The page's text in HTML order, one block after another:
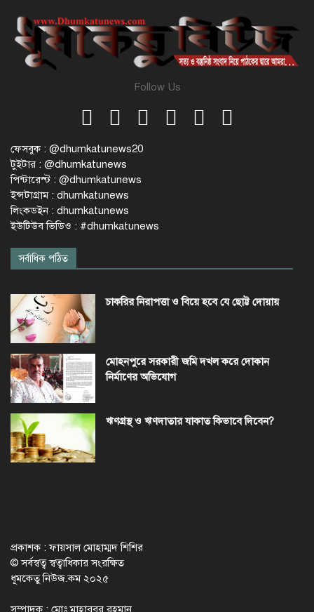
Follow Us
ফেসবুক : @dhumkatunews20
টুইটার : @dhumkatunews
পিন্টারেস্ট : @dhumkatunews
ইন্সটাগ্রাম : dhumkatunews
লিংকডইন : dhumkatunews
ইউটিউব ভিডিও : #dhumkatunews
সর্বাধিক পঠিত
চাকরির নিরাপত্তা ও বিয়ে হবে যে ছোট্ট দোয়ায়
মোহনপুরে সরকারী জমি দখল করে দোকান
নির্মাণের অভিযোগ
ঋণগ্রস্থ ও ঋণদাতার যাকাত কিভাবে দিবেন?
প্রকাশক : ফায়সাল মোহাম্মদ শিশির
© সর্বস্বত্ব স্বত্বাধিকার সংরক্ষিত
ধূমকেতু নিউজ.কম ২০২৫
সম্পাদক : মোঃ মাহাবুবুর রহমান